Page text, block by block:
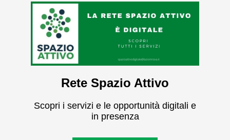
Rete Spazio Attivo
Scopri i servizi e le opportunità digitali e
in presenza